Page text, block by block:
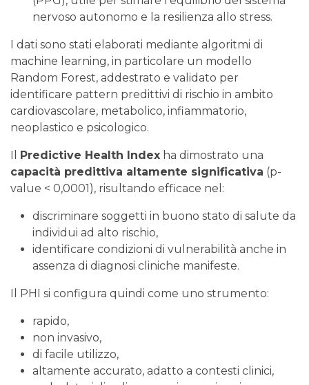
nervoso autonomo e la resilienza allo stress.
I dati sono stati elaborati mediante algoritmi di
machine learning, in particolare un modello
Random Forest, addestrato e validato per
identificare pattern predittivi di rischio in ambito
cardiovascolare, metabolico, infiammatorio,
neoplastico e psicologico.
Il Predictive Health Index ha dimostrato una
capacità predittiva altamente significativa (p-
value < 0,0001), risultando efficace nel:
discriminare soggetti in buono stato di salute da
individui ad alto rischio,
identificare condizioni di vulnerabilità anche in
assenza di diagnosi cliniche manifeste.
Il PHI si configura quindi come uno strumento:
rapido,
non invasivo,
di facile utilizzo,
altamente accurato, adatto a contesti clinici,